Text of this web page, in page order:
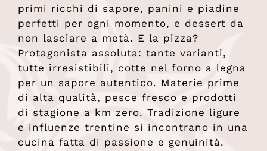
primi ricchi di sapore, panini e piadine
perfetti per ogni momento, e dessert da
non lasciare a metà. E la pizza?
Protagonista assoluta: tante varianti,
tutte irresistibili, cotte nel forno a legna
per un sapore autentico. Materie prime
di alta qualità, pesce fresco e prodotti
di stagione a km zero. Tradizione ligure
e influenze trentine si incontrano in una
cucina fatta di passione e genuinità.